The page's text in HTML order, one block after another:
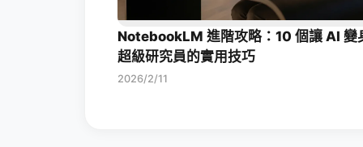
NotebookLM 進階攻略：10 個讓 AI 變
超級研究員的實用技巧
2026/2/11